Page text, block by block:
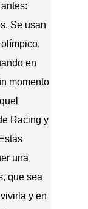
Se usan
en
momento
Racing y
una
que sea
y en